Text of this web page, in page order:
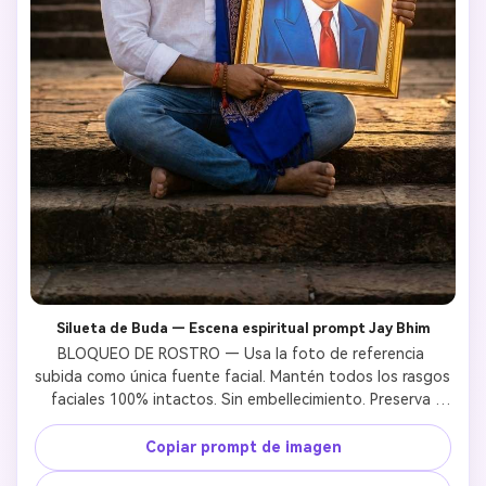
Silueta de Buda — Escena espiritual prompt Jay Bhim
BLOQUEO DE ROSTRO — Usa la foto de referencia
subida como única fuente facial. Mantén todos los rasgos
faciales 100% intactos. Sin embellecimiento. Preserva
exacta la textura natural y expresión.AMBEDKAR EN
MARCO — El retrato debe mostrar a Dr. B.R. Ambedkar
con rostro exacto: gafas redondas, traje azul, corbata
Copiar prompt de imagen